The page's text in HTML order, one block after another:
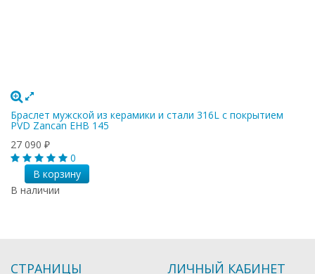
Браслет мужской из керамики и стали 316L c покрытием
PVD Zancan EHB 145
27 090 ₽
0
В корзину
В наличии
СТРАНИЦЫ ЛИЧНЫЙ КАБИНЕТ